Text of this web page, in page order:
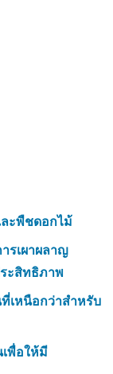
ะพืชดอกไม้
รเผาผลาญ
ะสิทธิภาพ
เหนือกว่าสำหรับ
พื่อให้มี